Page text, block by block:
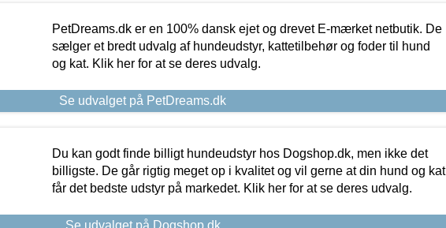
PetDreams.dk er en 100% dansk ejet og drevet E-mærket netbutik. De
sælger et bredt udvalg af hundeudstyr, kattetilbehør og foder til hund
og kat. Klik her for at se deres udvalg.
Se udvalget på PetDreams.dk
Du kan godt finde billigt hundeudstyr hos Dogshop.dk, men ikke det
billigste. De går rigtig meget op i kvalitet og vil gerne at din hund og kat
får det bedste udstyr på markedet. Klik her for at se deres udvalg.
Se udvalget på Dogshop.dk